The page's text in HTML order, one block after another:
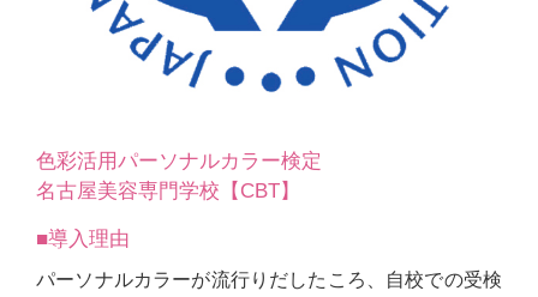
色彩活用パーソナルカラー検定
名古屋美容専門学校【CBT】
■導入理由
パーソナルカラーが流行りだしたころ、自校での受検